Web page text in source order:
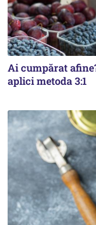
Ai cumpărat
aplici metoda 3:1